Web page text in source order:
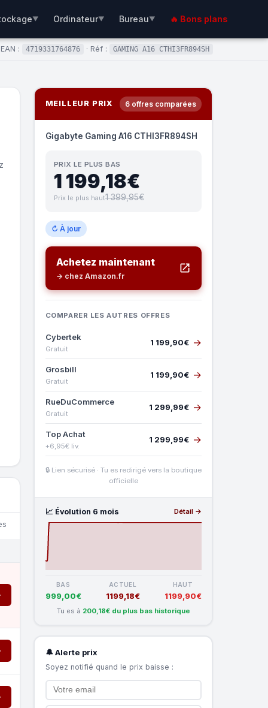
▼ Ordinateur▼ Bureau▼ 🔥 Bons plans
EAN : 4719331764876 · Réf : GAMING A16 CTHI3FR894SH
MEILLEUR PRIX 6 offres comparées
Gigabyte Gaming A16 CTHI3FR894SH
PRIX LE PLUS BAS
1 199,18€
Prix le plus haut1 399,95€
↻ À jour
Achetez maintenant
→ chez Amazon.fr
COMPARER LES AUTRES OFFRES
Cybertek
Gratuit
1 199,90€ →
Grosbill
Gratuit
1 199,90€ →
RueDuCommerce
Gratuit
1 299,99€ →
Top Achat
+6,95€ liv.
1 299,99€ →
🔒 Lien sécurisé · Tu es redirigé vers la boutique
officielle
📈 Évolution 6 mois Détail →
BAS
999,00€
ACTUEL
1199,18€
HAUT
1199,90€
Tu es à 200,18€ du plus bas historique
🔔 Alerte prix
Soyez notifié quand le prix baisse :